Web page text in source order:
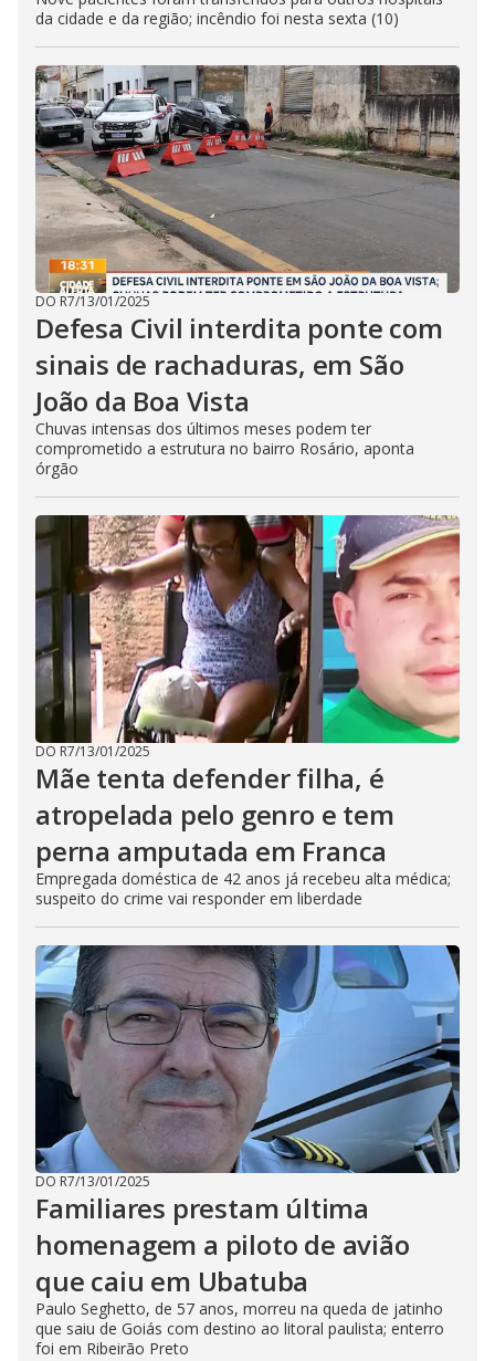
da cidade e da região; incêndio foi nesta sexta (10)
DO R7/13/01/2025
Defesa Civil interdita ponte com
sinais de rachaduras, em São
João da Boa Vista
Chuvas intensas dos últimos meses podem ter
comprometido a estrutura no bairro Rosário, aponta
órgão
DO R7/13/01/2025
Mãe tenta defender filha, é
atropelada pelo genro e tem
perna amputada em Franca
Empregada doméstica de 42 anos já recebeu alta médica;
suspeito do crime vai responder em liberdade
DO R7/13/01/2025
Familiares prestam última
homenagem a piloto de avião
que caiu em Ubatuba
Paulo Seghetto, de 57 anos, morreu na queda de jatinho
que saiu de Goiás com destino ao litoral paulista; enterro
foi em Ribeirão Preto